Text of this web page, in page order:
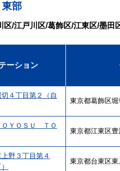
部
区/江戸川区/葛飾区/江東区/墨田
ーション
切４丁目第２（自
東京都葛飾区堀
ＹＯＳＵ ＴＯ
東京都江東区豊
野３丁目第４
東京都台東区東